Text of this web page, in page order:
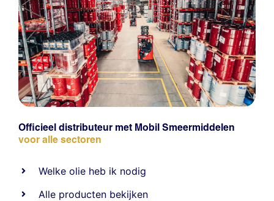
Officieel distributeur met Mobil Smeermiddelen
voor alle sectoren
Welke olie heb ik nodig
Alle producten bekijken